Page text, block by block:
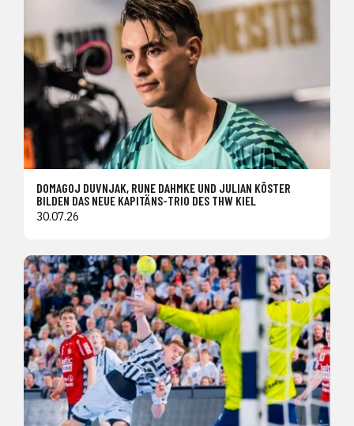
DOMAGOJ DUVNJAK, RUNE DAHMKE UND JULIAN KÖSTER
BILDEN DAS NEUE KAPITÄNS-TRIO DES THW KIEL
30.07.26